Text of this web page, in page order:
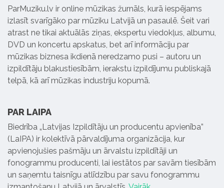
ParMuziku.lv ir online mūzikas žurnāls, kurā iespējams
izlasīt svarīgāko par mūziku Latvijā un pasaulē. Šeit vari
atrast ne tikai aktuālās ziņas, ekspertu viedokļus, albumu,
DVD un koncertu apskatus, bet arī informāciju par
mūzikas biznesa ikdienā neredzamo pusi – autoru un
izpildītāju blakustiesībām, ierakstu izpildījumu publiskajā
telpā, kā arī mūzikas industriju kopumā.
PAR LAIPA
Biedrība „Latvijas Izpildītāju un producentu apvienība”
(LaIPA) ir kolektīvā pārvaldījuma organizācija, kur
apvienojušies pašmāju un ārvalstu izpildītāji un
fonogrammu producenti, lai iestātos par savām tiesībām
un saņemtu taisnīgu atlīdzību par savu fonogrammu